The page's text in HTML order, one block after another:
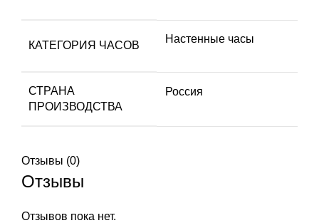
КАТЕГОРИЯ ЧАСОВ
Настенные часы
СТРАНА
ПРОИЗВОДСТВА
Россия
Отзывы (0)
Отзывы
Отзывов пока нет.